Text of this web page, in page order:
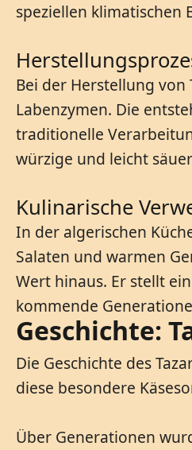
speziellen klimatischen
Bei der Herstellung
Labenzymen. Die
traditionelle
würzige und leicht
Kulinarische
In der algerischen
Salaten und warmen
Wert hinaus. Er stellt
kommende
Geschichte:
Die Geschichte des
diese besondere
Über Generationen